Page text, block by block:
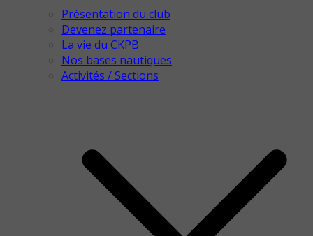
Présentation du club
Devenez partenaire
La vie du CKPB
Nos bases nautiques
Activités / Sections